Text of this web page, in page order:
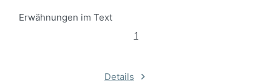
Erwähnungen im Text
1
Details